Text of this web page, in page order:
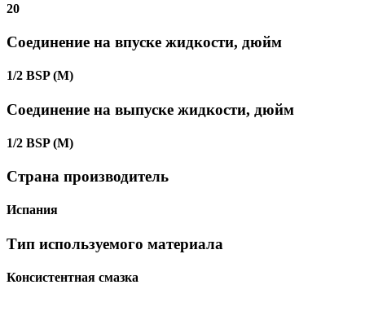
20
Соединение на впуске жидкости, дюйм
1/2 BSP (М)
Соединение на выпуске жидкости, дюйм
1/2 BSP (М)
Страна производитель
Испания
Тип используемого материала
Консистентная смазка